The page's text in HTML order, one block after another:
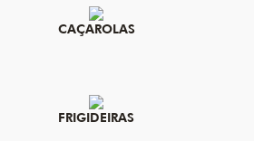
CAÇAROLAS
FRIGIDEIRAS